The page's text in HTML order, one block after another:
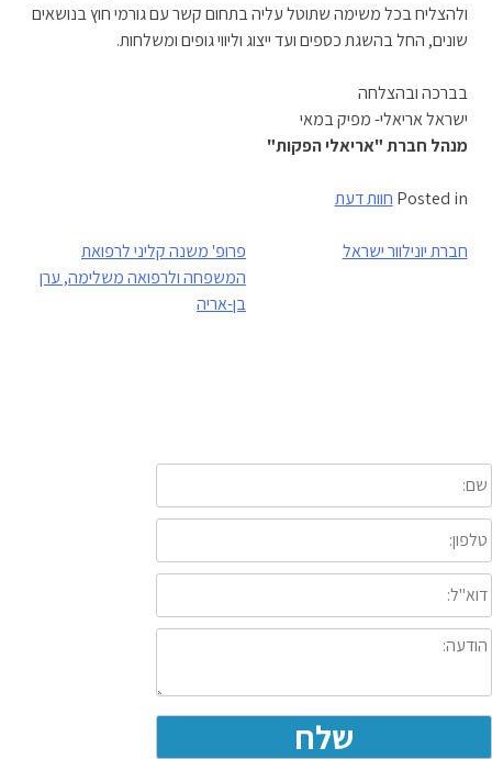
ולהצליח בכל משימה שתוטל עליה בתחום קשר עם גורמי חוץ בנושאים
שונים, החל בהשגת כספים ועד ייצוג וליווי גופים ומשלחות.
בברכה ובהצלחה
ישראל אריאלי- מפיק במאי
מנהל חברת "אריאלי הפקות"
Posted in חוות דעת
ניווט
פרופ' משנה קליני לרפואת
המשפחה ולרפואה משלימה, ערן
בן-אריה
חברת יונילוור ישראל